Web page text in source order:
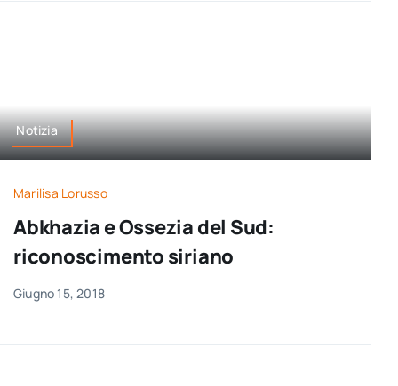
Notizia
Marilisa Lorusso
Abkhazia e Ossezia del Sud:
riconoscimento siriano
Giugno 15, 2018